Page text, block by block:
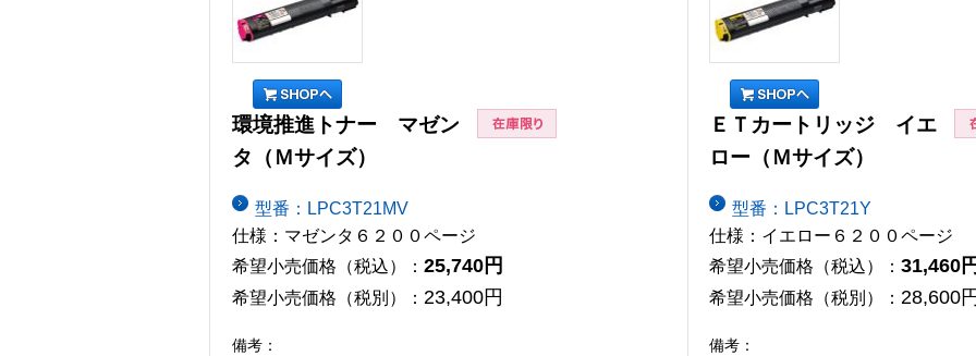
環境推進トナー マゼン
タ（Ｍサイズ）
型番：LPC3T21MV
仕様：マゼンタ６２００ページ
希望小売価格（税込）： 25,740円
希望小売価格（税別）： 23,400円
備考：
ＥＴカートリッジ イエ
ロー（Ｍサイズ）
型番：LPC3T21Y
仕様：イエロー６２００ページ
希望小売価格（税込）： 31,460
希望小売価格（税別）： 28,600
備考：